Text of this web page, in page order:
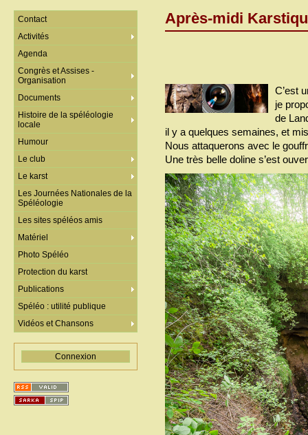
Après-midi
C’est
je
de
il y a quelques semaines, et
Nous attaquerons avec le
Une très belle doline s’est
Contact
Activités
Agenda
Congrès et Assises -
Organisation
Documents
Histoire de la spéléologie
locale
Humour
Le club
Le karst
Les Journées Nationales de la
Spéléologie
Les sites spéléos amis
Matériel
Photo Spéléo
Protection du karst
Publications
Spéléo : utilité publique
Vidéos et Chansons
Connexion